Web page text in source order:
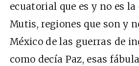
ecuatorial que es y no es la
Mutis, regiones que son y
México de las guerras de
como decía Paz, esas